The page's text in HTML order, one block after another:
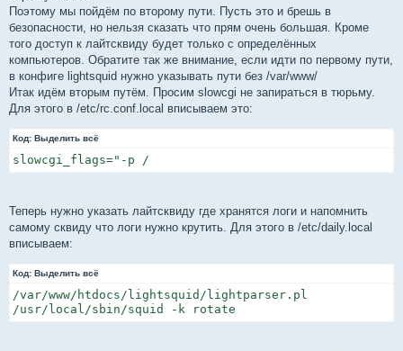
Поэтому мы пойдём по второму пути. Пусть это и брешь в
безопасности, но нельзя сказать что прям очень большая. Кроме
того доступ к лайтсквиду будет только с определённых
компьютеров. Обратите так же внимание, если идти по первому пути,
в конфиге lightsquid нужно указывать пути без /var/www/
Итак идём вторым путём. Просим slowcgi не запираться в тюрьму.
Для этого в /etc/rc.conf.local вписываем это:
Код: Выделить всё
slowcgi_flags="-p /
Теперь нужно указать лайтсквиду где хранятся логи и напомнить
самому сквиду что логи нужно крутить. Для этого в /etc/daily.local
вписываем:
Код: Выделить всё
/var/www/htdocs/lightsquid/lightparser.pl
/usr/local/sbin/squid -k rotate